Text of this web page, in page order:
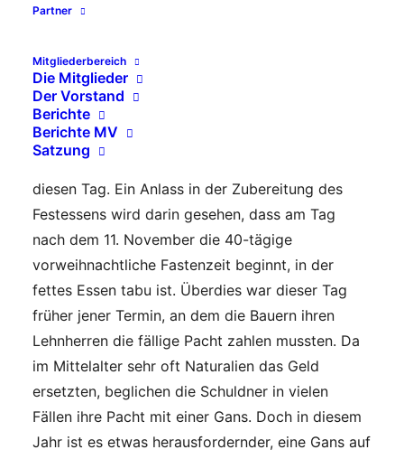
Partner
Mitgliederbereich
Die Mitglieder
Der Vorstand
Berichte
Berichte MV
Satzung
bereit. St. Martin kann kommen.
kurzen Ansprache. Bei vielen ist der legendäre
Umzug mit dem heiligen Martin hoch zu Pferd
und den vielen Kindern mit ihren Laternen bereits
erfolgt, wir feiern heute mit dem traditionellen St.
Martin Essen – mit einer bzw. mehreren Gänsen –
diesen Tag. Ein Anlass in der Zubereitung des
Festessens wird darin gesehen, dass am Tag
nach dem 11. November die 40-tägige
vorweihnachtliche Fastenzeit beginnt, in der
fettes Essen tabu ist. Überdies war dieser Tag
früher jener Termin, an dem die Bauern ihren
Lehnherren die fällige Pacht zahlen mussten. Da
im Mittelalter sehr oft Naturalien das Geld
ersetzten, beglichen die Schuldner in vielen
Fällen ihre Pacht mit einer Gans. Doch in diesem
Jahr ist es etwas herausfordernder, eine Gans auf